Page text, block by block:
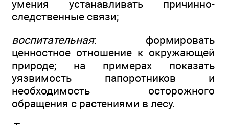
умения устанавливать причинно-
следственные связи;
воспитательная: формировать
ценностное отношение к окружающей
природе; на примерах показать
уязвимость папоротников и
необходимость осторожного
обращения с растениями в лесу.